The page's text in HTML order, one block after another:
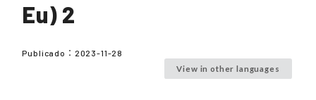
Eu) 2
Publicado： 2023-11-28
View in other languages